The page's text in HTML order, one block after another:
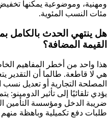
ومهنية، وموضوعية يمكنها
مئات النسب المئوية.
هل ينتهي الحدث بالكامل
القيمة المضافة؟
هذا واحد من أخطر المفاهيم
هي لا قاطعة. طالما أن التقدير
المصلحة التجارية أو تعديل نسب
يؤدي تلقائيًا إلى تأثير الدومينو:
ضريبة الدخل ومؤسسة التأمين
طلبات دفع تكميلية وباهظة منهم